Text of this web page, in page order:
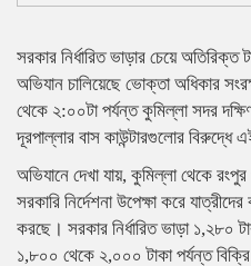
সরকার নির্ধারিত ভাড়ার চেয়ে
অভিযান চালিয়েছে ভোক্তা অধিকার
থেকে ২:০০টা পর্যন্ত কুমিল্লা সদর
দূরপাল্লার বাস কাউন্টারগুলোর বিরুদ্ধে
অভিযানে দেখা যায়, কুমিল্লা থেকে
সরকারি নির্দেশনা উপেক্ষা করে
করছে। সরকার নির্ধারিত ভাড়া ১,২৮০
১,৮০০ থেকে ২,০০০ টাকা পর্যন্ত